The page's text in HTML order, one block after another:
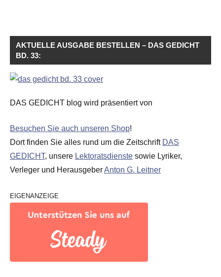
AKTUELLE AUSGABE BESTELLEN – DAS GEDICHT
BD. 33:
DAS GEDICHT blog wird präsentiert von
Besuchen Sie auch unseren Shop!
Dort finden Sie alles rund um die Zeitschrift DAS
GEDICHT, unsere Lektoratsdienste sowie Lyriker,
Verleger und HerausgeberAnton G. Leitner
EIGENANZEIGE